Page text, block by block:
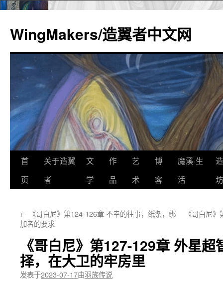
WingMakers/造翼者中文网
跳
至
文
首
页
关于造翼
者
文
学
作
品
艺
术
博
客
魔溪·生
活
坊
← 《哥白尼》第124-126章 不幸的往事，纸条，绑
加者的要求
《哥白尼
《哥白尼》第127-129章 外星
择，在大卫的牢房里
发表于2023-07-17由羽族传说